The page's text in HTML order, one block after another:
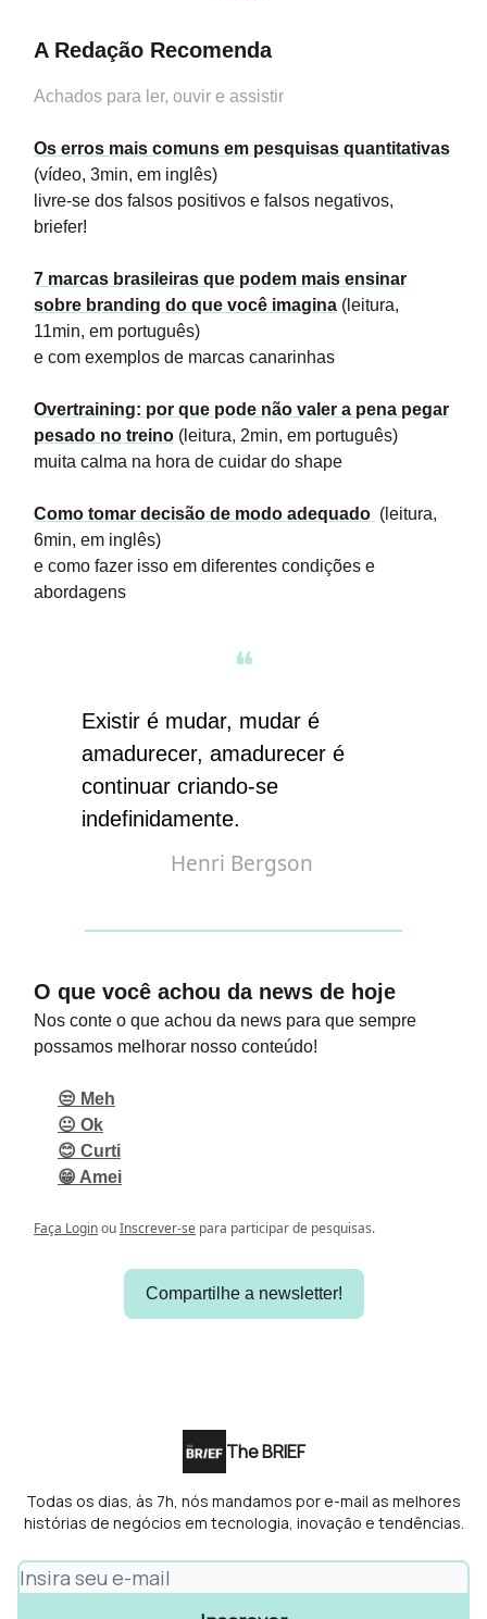
A Redação Recomenda
Achados para ler, ouvir e assistir
Os erros mais comuns em pesquisas quantitativas
(vídeo, 3min, em inglês)
livre-se dos falsos positivos e falsos negativos,
briefer!
7 marcas brasileiras que podem mais ensinar
sobre branding do que você imagina (leitura,
11min, em português)
e com exemplos de marcas canarinhas
Overtraining: por que pode não valer a pena pegar
pesado no treino (leitura, 2min, em português)
muita calma na hora de cuidar do shape
Como tomar decisão de modo adequado (leitura,
6min, em inglês)
e como fazer isso em diferentes condições e
abordagens
❝
Existir é mudar, mudar é
amadurecer, amadurecer é
continuar criando-se
indefinidamente.
Henri Bergson
O que você achou da news de hoje
Nos conte o que achou da news para que sempre
possamos melhorar nosso conteúdo!
😒 Meh
😐 Ok
😊 Curti
😁 Amei
Faça LoginouInscrever-se para participar de pesquisas.
Compartilhe a newsletter!
The BRIEF
Todas os dias, às 7h, nós mandamos por e-mail as melhores
histórias de negócios em tecnologia, inovação e tendências.